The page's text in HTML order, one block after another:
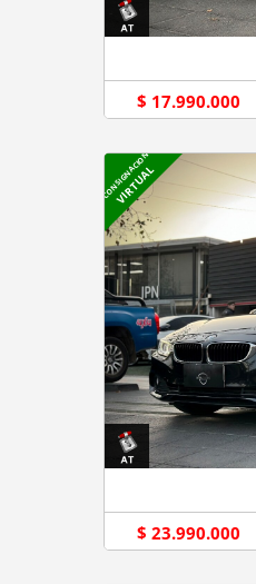
$ 17.990.000
CONSIGNACION
VIRTUAL
$ 23.990.000